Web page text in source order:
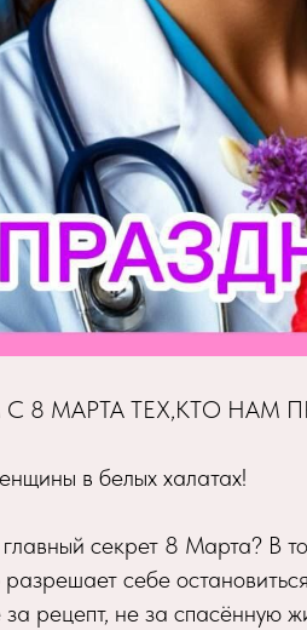
8 МАРТА ТЕХ,КТО НАМ
в белых халатах!
секрет 8 Марта? В
себе
рецепт, не за спасённую